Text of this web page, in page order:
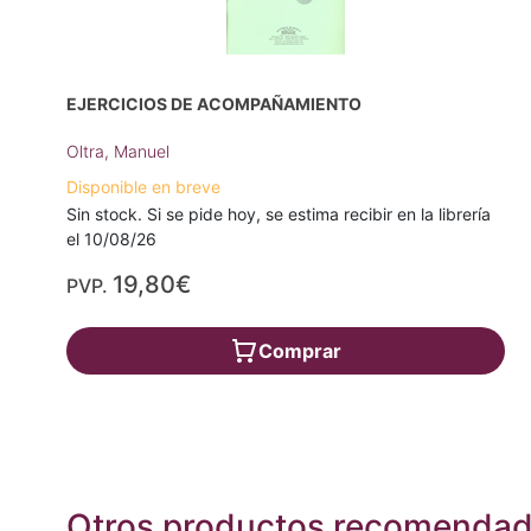
EJERCICIOS DE ACOMPAÑAMIENTO
Oltra, Manuel
Disponible en breve
Sin stock. Si se pide hoy, se estima recibir en la librería
el 10/08/26
PVP. 19,80€
Comprar